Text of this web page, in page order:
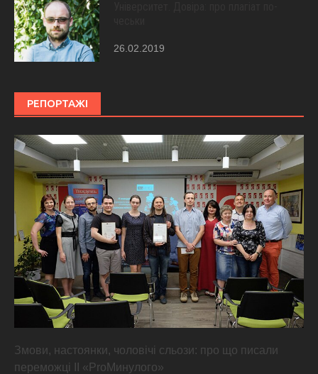
26.02.2019
РЕПОРТАЖІ
Змови, настоянки, чоловічі сльози: про що писали
переможці ІІ «ProМинулого»